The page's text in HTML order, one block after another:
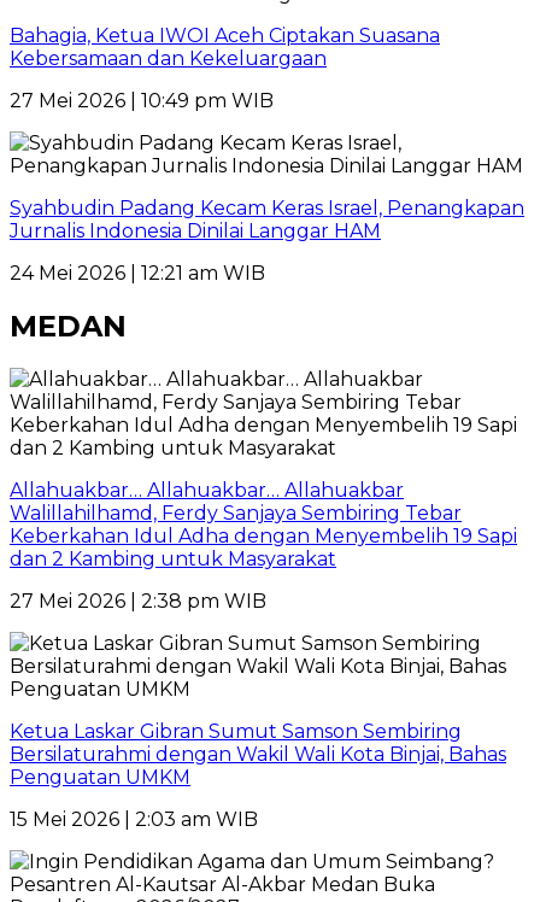
Bahagia, Ketua IWOI Aceh Ciptakan Suasana
Kebersamaan dan Kekeluargaan
27 Mei 2026 | 10:49 pm WIB
Syahbudin Padang Kecam Keras Israel, Penangkapan
Jurnalis Indonesia Dinilai Langgar HAM
24 Mei 2026 | 12:21 am WIB
MEDAN
Allahuakbar… Allahuakbar… Allahuakbar
Walillahilhamd, Ferdy Sanjaya Sembiring Tebar
Keberkahan Idul Adha dengan Menyembelih 19 Sapi
dan 2 Kambing untuk Masyarakat
27 Mei 2026 | 2:38 pm WIB
Ketua Laskar Gibran Sumut Samson Sembiring
Bersilaturahmi dengan Wakil Wali Kota Binjai, Bahas
Penguatan UMKM
15 Mei 2026 | 2:03 am WIB